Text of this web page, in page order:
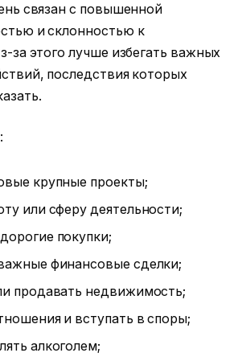
связан с повышенной
и склонностью к
за этого лучше избегать важных
последствия которых
крупные проекты;
или сферу деятельности;
покупки;
финансовые сделки;
продавать недвижимость;
и вступать в споры;
алкоголем;